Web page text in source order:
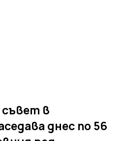
в
днес по 56